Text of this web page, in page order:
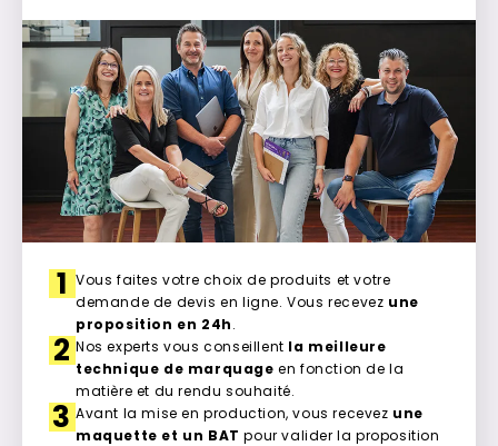
1 Vous faites votre choix de produits et votre
demande de devis en ligne. Vous recevez une
proposition en 24h.
2 Nos experts vous conseillent la meilleure
technique de marquage en fonction de la
matière et du rendu souhaité.
3 Avant la mise en production, vous recevez une
maquette et un BAT pour valider la proposition